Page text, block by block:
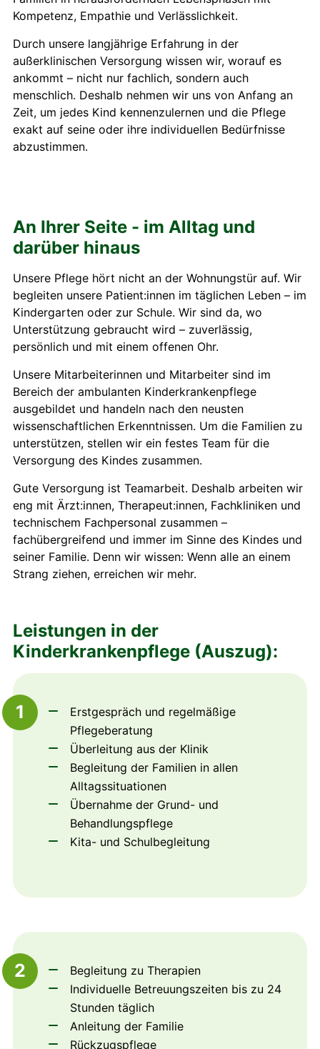
Kompetenz, Empathie und Verlässlichkeit.
Durch unsere langjährige Erfahrung in der
außerklinischen Versorgung wissen wir, worauf es
ankommt – nicht nur fachlich, sondern auch
menschlich. Deshalb nehmen wir uns von Anfang an
Zeit, um jedes Kind kennenzulernen und die Pflege
exakt auf seine oder ihre individuellen Bedürfnisse
abzustimmen.
An Ihrer Seite - im Alltag und
darüber hinaus
Unsere Pflege hört nicht an der Wohnungstür auf. Wir
begleiten unsere Patient:innen im täglichen Leben – im
Kindergarten oder zur Schule. Wir sind da, wo
Unterstützung gebraucht wird – zuverlässig,
persönlich und mit einem offenen Ohr.
Unsere Mitarbeiterinnen und Mitarbeiter sind im
Bereich der ambulanten Kinderkrankenpflege
ausgebildet und handeln nach den neusten
wissenschaftlichen Erkenntnissen. Um die Familien zu
unterstützen, stellen wir ein festes Team für die
Versorgung des Kindes zusammen.
Gute Versorgung ist Teamarbeit. Deshalb arbeiten wir
eng mit Ärzt:innen, Therapeut:innen, Fachkliniken und
technischem Fachpersonal zusammen –
fachübergreifend und immer im Sinne des Kindes und
seiner Familie. Denn wir wissen: Wenn alle an einem
Strang ziehen, erreichen wir mehr.
Leistungen in der
Kinderkrankenpflege (Auszug):
1
Erstgespräch und regelmäßige
Pflegeberatung
Überleitung aus der Klinik
Begleitung der Familien in allen
Alltagssituationen
Übernahme der Grund- und
Behandlungspflege
Kita- und Schulbegleitung
2
Begleitung zu Therapien
Individuelle Betreuungszeiten bis zu 24
Stunden täglich
Anleitung der Familie
Rückzugspflege